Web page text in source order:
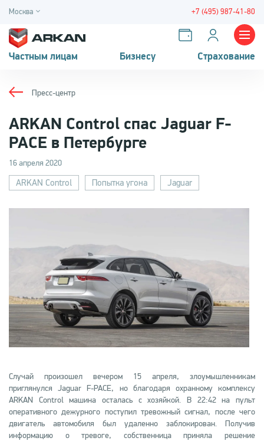
Москва +7 (495) 987-41-80
Частным лицам Бизнесу Страхование
Пресс-центр
ARKAN Control спас Jaguar F-
PACE в Петербурге
16 апреля 2020
ARKAN Control Попытка угона Jaguar
Случай произошел вечером 15 апреля, злоумышленникам
приглянулся Jaguar F-PACE, но благодаря охранному комплексу
ARKAN Control машина осталась с хозяйкой. В 22:42 на пульт
оперативного дежурного поступил тревожный сигнал, после чего
двигатель автомобиля был удаленно заблокирован. Получив
информацию о тревоге, собственница приняла решение